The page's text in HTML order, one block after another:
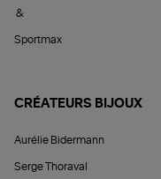
&
Sportmax
CRÉATEURS BIJOUX
Aurélie Bidermann
Serge Thoraval